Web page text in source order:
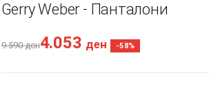
Gerry Weber - Панталони
9.590ден4.053 ден -58%